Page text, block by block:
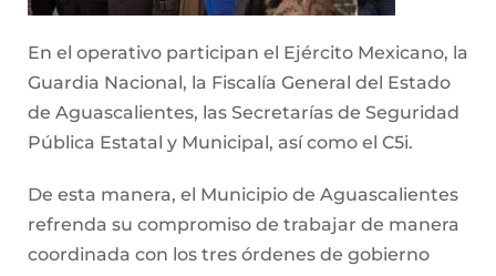
En el operativo participan el Ejército Mexicano, la
Guardia Nacional, la Fiscalía General del Estado
de Aguascalientes, las Secretarías de Seguridad
Pública Estatal y Municipal, así como el C5i.
De esta manera, el Municipio de Aguascalientes
refrenda su compromiso de trabajar de manera
coordinada con los tres órdenes de gobierno